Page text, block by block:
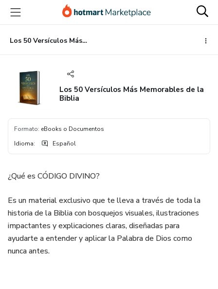
principal
página
de
página
Los 50 Versículos Más Memorables de la Biblia
Los 50 Versículos Más Memorables de la
Biblia
Formato: eBooks o Documentos
Idioma: Español
¿Qué es CÓDIGO DIVINO?
Es un material exclusivo que te lleva a través de toda la
historia de la Biblia con bosquejos visuales, ilustraciones
impactantes y explicaciones claras, diseñadas para
ayudarte a entender y aplicar la Palabra de Dios como
nunca antes.